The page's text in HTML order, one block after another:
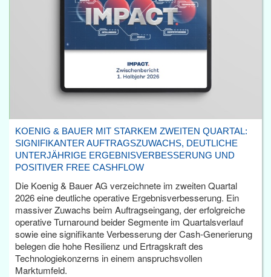
KOENIG & BAUER MIT STARKEM ZWEITEN QUARTAL:
SIGNIFIKANTER AUFTRAGSZUWACHS, DEUTLICHE
UNTERJÄHRIGE ERGEBNISVERBESSERUNG UND
POSITIVER FREE CASHFLOW
Die Koenig & Bauer AG verzeichnete im zweiten Quartal
2026 eine deutliche operative Ergebnisverbesserung. Ein
massiver Zuwachs beim Auftragseingang, der erfolgreiche
operative Turnaround beider Segmente im Quartalsverlauf
sowie eine signifikante Verbesserung der Cash-Generierung
belegen die hohe Resilienz und Ertragskraft des
Technologiekonzerns in einem anspruchsvollen
Marktumfeld.